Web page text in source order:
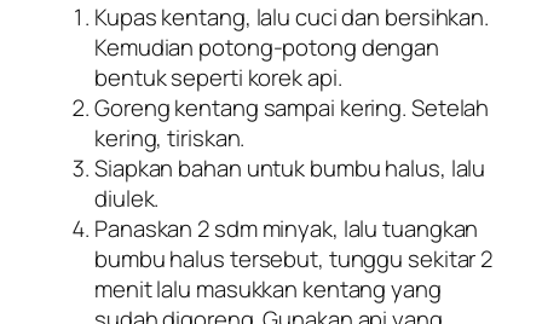
Kupas kentang, lalu cuci dan bersihkan.
Kemudian potong-potong dengan
bentuk seperti korek api.
Goreng kentang sampai kering. Setelah
kering, tiriskan.
Siapkan bahan untuk bumbu halus, lalu
diulek.
Panaskan 2 sdm minyak, lalu tuangkan
bumbu halus tersebut, tunggu sekitar 2
menit lalu masukkan kentang yang